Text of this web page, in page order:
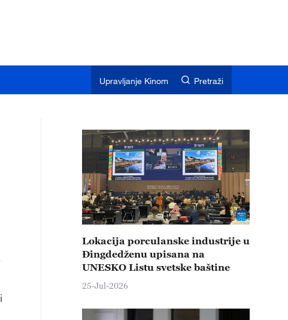
Upravljanje Kinom Pretraži
Lokacija porculanske industrije u
Đingdedženu upisana na
UNESKO Listu svetske baštine
25-Jul-2026